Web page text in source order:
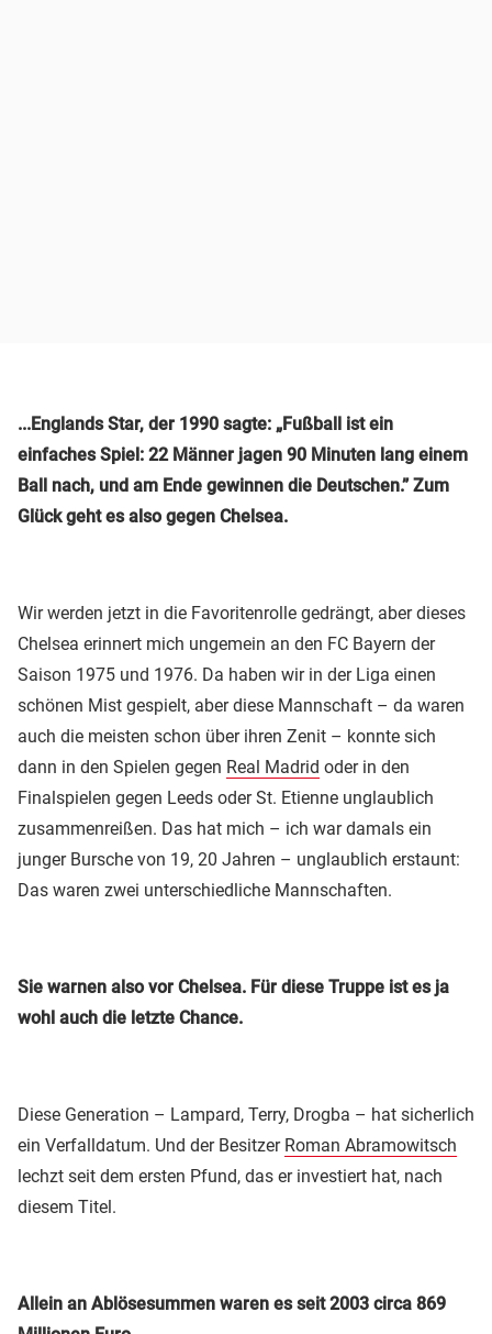
...Englands Star, der 1990 sagte: „Fußball ist ein
einfaches Spiel: 22 Männer jagen 90 Minuten lang einem
Ball nach, und am Ende gewinnen die Deutschen.” Zum
Glück geht es also gegen Chelsea.
Wir werden jetzt in die Favoritenrolle gedrängt, aber dieses
Chelsea erinnert mich ungemein an den FC Bayern der
Saison 1975 und 1976. Da haben wir in der Liga einen
schönen Mist gespielt, aber diese Mannschaft – da waren
auch die meisten schon über ihren Zenit – konnte sich
dann in den Spielen gegen Real Madrid oder in den
Finalspielen gegen Leeds oder St. Etienne unglaublich
zusammenreißen. Das hat mich – ich war damals ein
junger Bursche von 19, 20 Jahren – unglaublich erstaunt:
Das waren zwei unterschiedliche Mannschaften.
Sie warnen also vor Chelsea. Für diese Truppe ist es ja
wohl auch die letzte Chance.
Diese Generation – Lampard, Terry, Drogba – hat sicherlich
ein Verfalldatum. Und der Besitzer Roman Abramowitsch
lechzt seit dem ersten Pfund, das er investiert hat, nach
diesem Titel.
Allein an Ablösesummen waren es seit 2003 circa 869